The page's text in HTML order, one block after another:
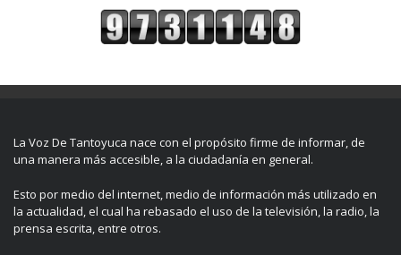
La Voz De Tantoyuca nace con el propósito firme de informar, de
una manera más accesible, a la ciudadanía en general.
Esto por medio del internet, medio de información más utilizado en
la actualidad, el cual ha rebasado el uso de la televisión, la radio, la
prensa escrita, entre otros.